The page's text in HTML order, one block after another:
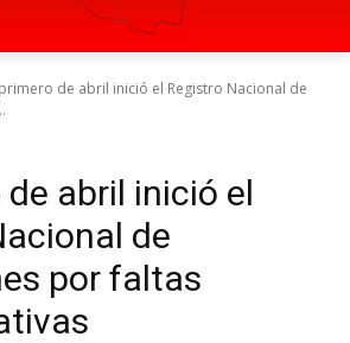
de abril inició el Registro Nacional de
de abril inició el
de
por faltas